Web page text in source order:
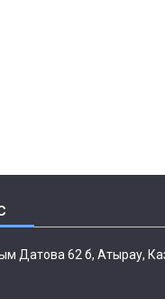
Датова 62 б, Атырау,